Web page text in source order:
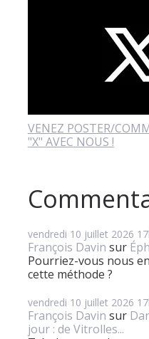
VENEZ POSTER/
"X" AVEC NOUS !
vendredi 10 juillet 2026
François Davin sur
Pourriez-vous nous
cette méthode ?
vendredi 10 juillet 2026
François Davin sur
jour : de Vitrolles...